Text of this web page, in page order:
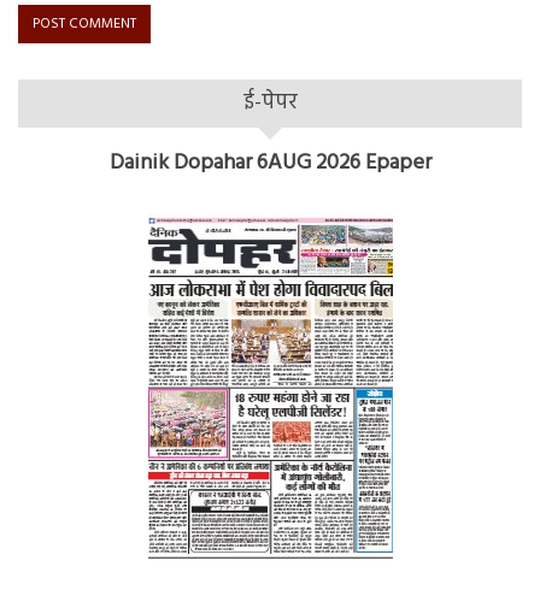
ई-पेपर
Dainik Dopahar 6AUG 2026 Epaper